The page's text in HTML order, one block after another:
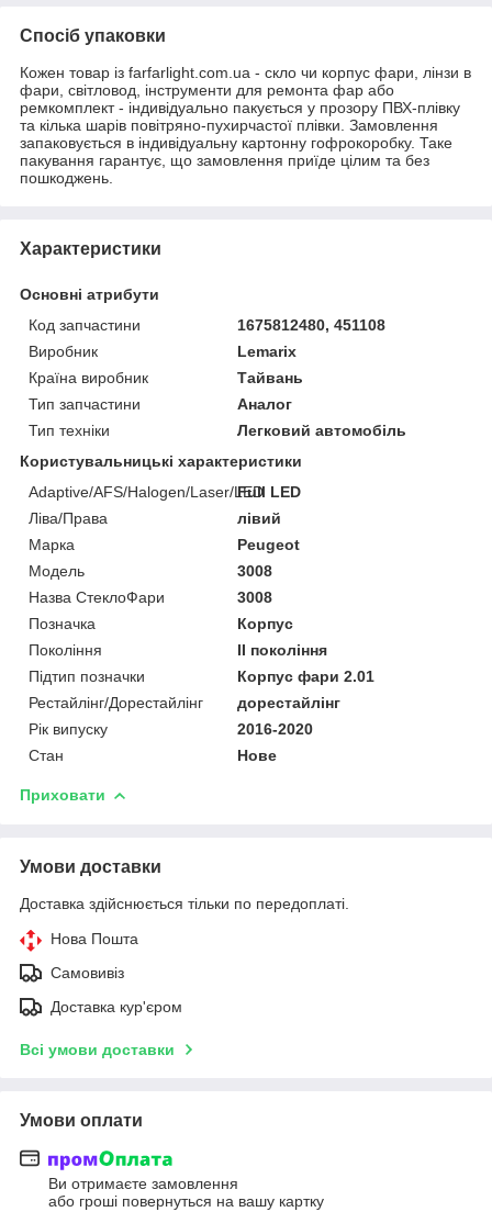
Спосіб упаковки
Кожен товар із farfarlight.com.ua - скло чи корпус фари, лінзи в
фари, світловод, інструменти для ремонта фар або
ремкомплект - індивідуально пакується у прозору ПВХ-плівку
та кілька шарів повітряно-пухирчастої плівки. Замовлення
запаковується в індивідуальну картонну гофрокоробку. Таке
пакування гарантує, що замовлення приїде цілим та без
пошкоджень.
Характеристики
Основні атрибути
Код запчастини
1675812480, 451108
Виробник
Lemarix
Країна виробник
Тайвань
Тип запчастини
Аналог
Тип техніки
Легковий автомобіль
Користувальницькі характеристики
Adaptive/AFS/Halogen/Laser/LEDFull LED
Ліва/Права
лівий
Марка
Peugeot
Мoдель
3008
Назва СтеклоФари
3008
Позначка
Корпус
Покоління
II покоління
Підтип позначки
Корпус фари 2.01
Рестайлінг/Дорестайлінг
дорестайлінг
Рік випуску
2016-2020
Стан
Нове
Приховати
Умови доставки
Доставка здійснюється тільки по передоплаті.
Нова Пошта
Самовивіз
Доставка кур'єром
Всі умови доставки
Умови оплати
Ви отримаєте замовлення
або гроші повернуться на вашу картку